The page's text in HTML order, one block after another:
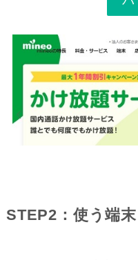
STEP2：使う端